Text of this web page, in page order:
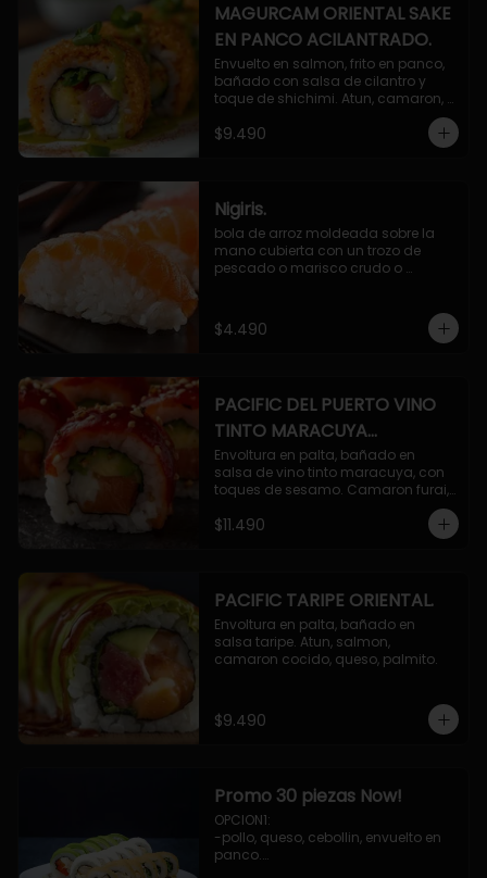
MAGURCAM ORIENTAL SAKE
EN PANCO ACILANTRADO.
Envuelto en salmon, frito en panco,
bañado con salsa de cilantro y
toque de shichimi. Atun, camaron,
$9.490
Nigiris.
bola de arroz moldeada sobre la
mano cubierta con un trozo de
pescado o marisco crudo o
$4.490
PACIFIC DEL PUERTO VINO
TINTO MARACUYA
ORIENTAL.
Envoltura en palta, bañado en
salsa de vino tinto maracuya, con
toques de sesamo. Camaron furai,
$11.490
PACIFIC TARIPE ORIENTAL.
Envoltura en palta, bañado en
salsa taripe. Atun, salmon,
camaron cocido, queso, palmito.
$9.490
Promo 30 piezas Now!
OPCION1:
-pollo, queso, cebollin, envuelto en
panco.